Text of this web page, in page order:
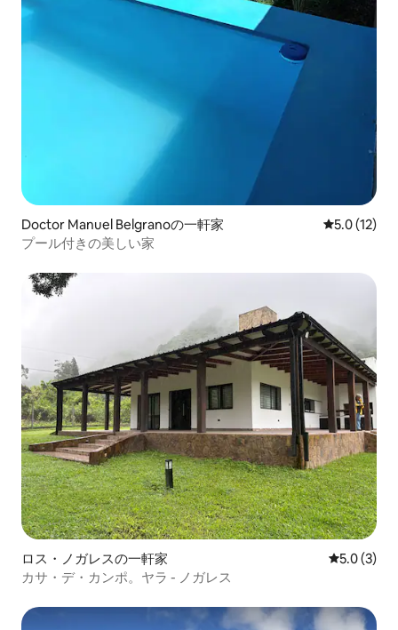
Doctor Manuel Belgranoの一軒家 レビュー12
5.0 (12)
プール付きの美しい家
ロス・ノガレスの一軒家 レビュー3
5.0 (3)
カサ・デ・カンポ。ヤラ - ノガレス